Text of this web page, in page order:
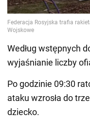
Według wstępnych
wyjaśnianie liczby
Po godzinie 09:30
ataku wzrosła do
dziecko.